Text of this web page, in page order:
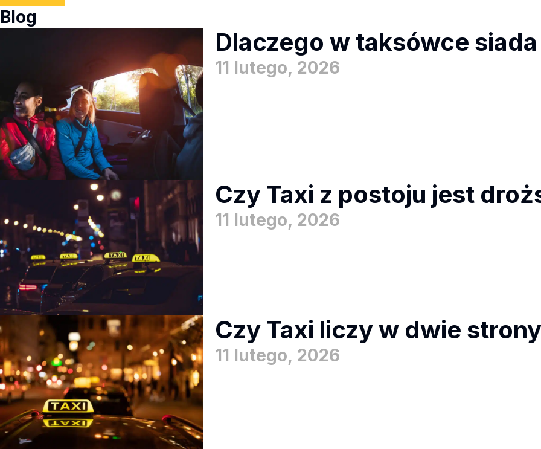
Blog
Dlaczego w taksówce siada
11 lutego, 2026
Czy Taxi z postoju jest
11 lutego, 2026
Czy Taxi liczy w dwie
11 lutego, 2026